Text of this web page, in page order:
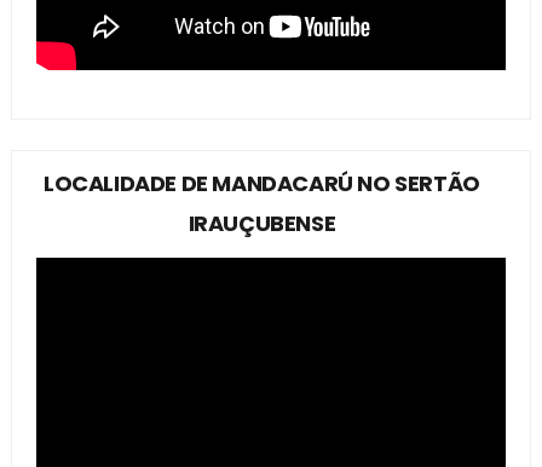
LOCALIDADE DE MANDACARÚ NO SERTÃO
IRAUÇUBENSE